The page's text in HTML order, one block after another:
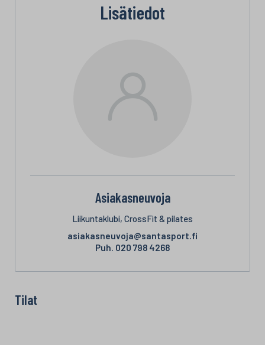
Lisätiedot
Asiakasneuvoja
Liikuntaklubi, CrossFit & pilates
asiakasneuvoja@santasport.fi
Puh. 020 798 4268
Tilat